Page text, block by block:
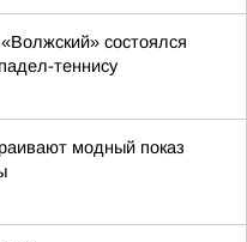
состоялся
теннису
модный показ